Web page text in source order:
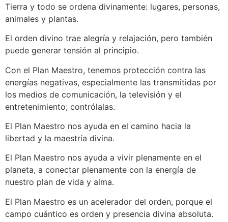
Tierra y todo se ordena divinamente: lugares, personas,
animales y plantas.
El orden divino trae alegría y relajación, pero también
puede generar tensión al principio.
Con el Plan Maestro, tenemos protección contra las
energías negativas, especialmente las transmitidas por
los medios de comunicación, la televisión y el
entretenimiento; contrólalas.
El Plan Maestro nos ayuda en el camino hacia la
libertad y la maestría divina.
El Plan Maestro nos ayuda a vivir plenamente en el
planeta, a conectar plenamente con la energía de
nuestro plan de vida y alma.
El Plan Maestro es un acelerador del orden, porque el
campo cuántico es orden y presencia divina absoluta.